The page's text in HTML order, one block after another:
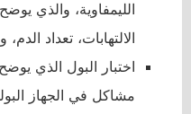
الليمفاوية، والذي
الالتهابات، تعداد
اختبار البول الذي
مشاكل في الجهاز